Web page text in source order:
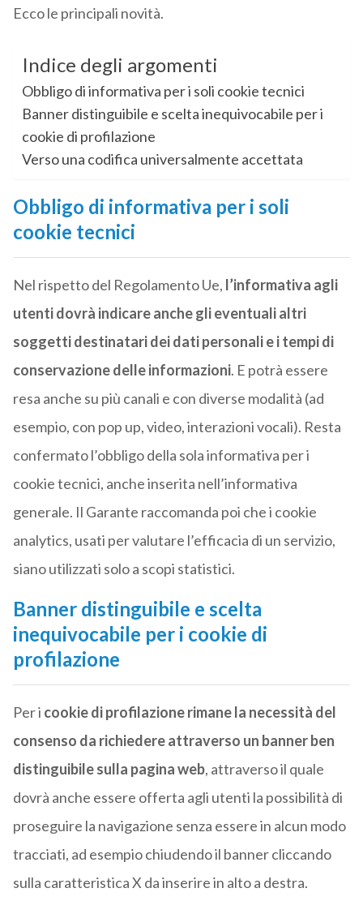
Ecco le principali novità.
Indice degli argomenti
Obbligo di informativa per i soli cookie tecnici
Banner distinguibile e scelta inequivocabile per i
cookie di profilazione
Verso una codifica universalmente accettata
Obbligo di informativa per i soli
cookie tecnici
Nel rispetto del Regolamento Ue, l’informativa agli
utenti dovrà indicare anche gli eventuali altri
soggetti destinatari dei dati personali e i tempi di
conservazione delle informazioni. E potrà essere
resa anche su più canali e con diverse modalità (ad
esempio, con pop up, video, interazioni vocali). Resta
confermato l’obbligo della sola informativa per i
cookie tecnici, anche inserita nell’informativa
generale. Il Garante raccomanda poi che i cookie
analytics, usati per valutare l’efficacia di un servizio,
siano utilizzati solo a scopi statistici.
Banner distinguibile e scelta
inequivocabile per i cookie di
profilazione
Per i cookie di profilazione rimane la necessità del
consenso da richiedere attraverso un banner ben
distinguibile sulla pagina web, attraverso il quale
dovrà anche essere offerta agli utenti la possibilità di
proseguire la navigazione senza essere in alcun modo
tracciati, ad esempio chiudendo il banner cliccando
sulla caratteristica X da inserire in alto a destra.